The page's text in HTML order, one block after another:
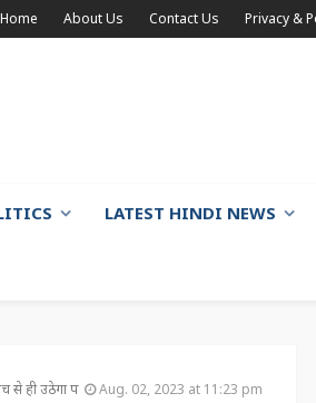
Home About Us Contact Us Privacy &
LATEST HINDI NEWS
से ही उठेगा पर्दा Aug. 02, 2023 at 11:23 pm